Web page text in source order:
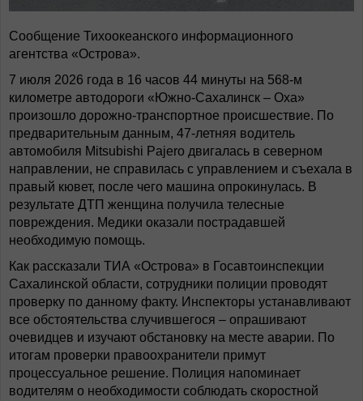
Сообщение Тихоокеанского информационного
агентства «Острова».
7 июля 2026 года в 16 часов 44 минуты на 568-м
километре автодороги «Южно-Сахалинск – Оха»
произошло дорожно-транспортное происшествие. По
предварительным данным, 47-летняя водитель
автомобиля Mitsubishi Pajero двигалась в северном
направлении, не справилась с управлением и съехала в
правый кювет, после чего машина опрокинулась. В
результате ДТП женщина получила телесные
повреждения. Медики оказали пострадавшей
необходимую помощь.
Как рассказали ТИА «Острова» в Госавтоинспекции
Сахалинской области, сотрудники полиции проводят
проверку по данному факту. Инспекторы устанавливают
все обстоятельства случившегося – опрашивают
очевидцев и изучают обстановку на месте аварии. По
итогам проверки правоохранители примут
процессуальное решение. Полиция напоминает
водителям о необходимости соблюдать скоростной